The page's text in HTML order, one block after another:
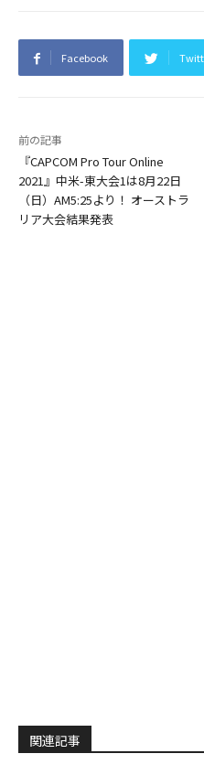
Facebook
前の記事
『CAPCOM Pro Tour Online
2021』中米-東大会1は8月22日
（日）AM5:25より！ オーストラ
リア大会結果発表
関連記事